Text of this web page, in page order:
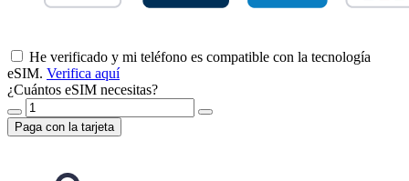
He verificado y mi teléfono es compatible con la tecnología
eSIM. Verifica aquí
¿Cuántos eSIM necesitas?
Paga con la tarjeta